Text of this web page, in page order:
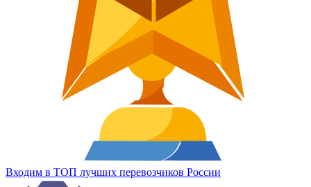
Входим в ТОП лучших перевозчиков России